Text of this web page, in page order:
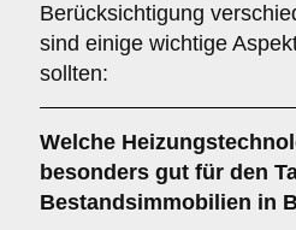
Berücksichtigung
sind einige wichtige
sollten:
Welche
besonders gut für den
Bestandsimmobilien in